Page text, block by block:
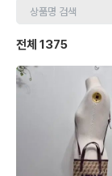
전체 1375